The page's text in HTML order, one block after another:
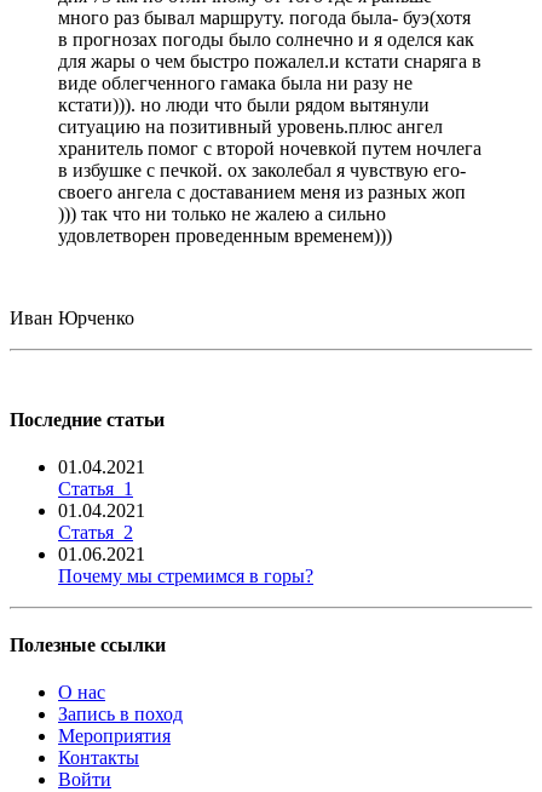
много раз бывал маршруту. погода была- буэ(хотя
в прогнозах погоды было солнечно и я оделся как
для жары о чем быстро пожалел.и кстати снаряга в
виде облегченного гамака была ни разу не
кстати))). но люди что были рядом вытянули
ситуацию на позитивный уровень.плюс ангел
хранитель помог с второй ночевкой путем ночлега
в избушке с печкой. ох заколебал я чувствую его-
своего ангела с доставанием меня из разных жоп
))) так что ни только не жалею а сильно
удовлетворен проведенным временем)))
Иван Юрченко
Последние статьи
01.04.2021
Статья_1
01.04.2021
Статья_2
01.06.2021
Почему мы стремимся в горы?
Полезные ссылки
О нас
Запись в поход
Мероприятия
Контакты
Войти